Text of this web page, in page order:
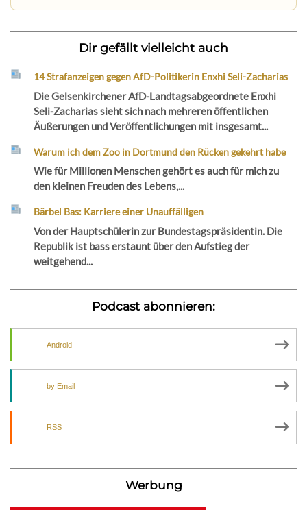
Dir gefällt vielleicht auch
14 Strafanzeigen gegen AfD-Politikerin Enxhi Seli-Zacharias
Die Gelsenkirchener AfD-Landtagsabgeordnete Enxhi
Seli-Zacharias sieht sich nach mehreren öffentlichen
Äußerungen und Veröffentlichungen mit insgesamt...
Warum ich dem Zoo in Dortmund den Rücken gekehrt habe
Wie für Millionen Menschen gehört es auch für mich zu
den kleinen Freuden des Lebens,...
Bärbel Bas: Karriere einer Unauffälligen
Von der Hauptschülerin zur Bundestagspräsidentin. Die
Republik ist bass erstaunt über den Aufstieg der
weitgehend...
Podcast abonnieren:
Android
by Email
RSS
Werbung